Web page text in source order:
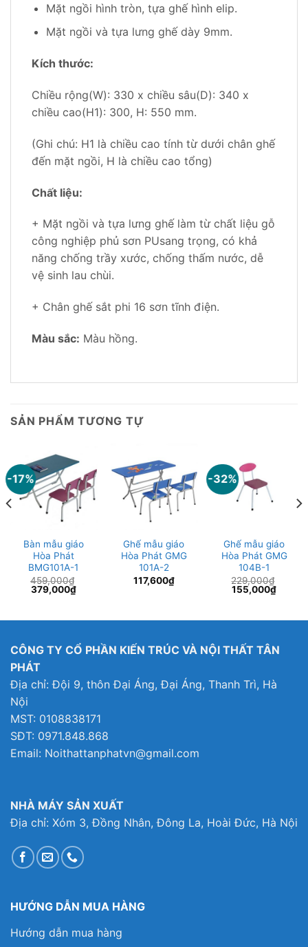
Mặt ngồi hình tròn, tựa ghế hình elip.
Mặt ngồi và tựa lưng ghế dày 9mm.
Kích thước:
Chiều rộng(W): 330 x chiều sâu(D): 340 x
chiều cao(H1): 300, H: 550 mm.
(Ghi chú: H1 là chiều cao tính từ dưới chân ghế
đến mặt ngồi, H là chiều cao tổng)
Chất liệu:
+ Mặt ngồi và tựa lưng ghế làm từ chất liệu gỗ
công nghiệp phủ sơn PUsang trọng, có khả
năng chống trầy xước, chống thấm nước, dễ
vệ sinh lau chùi.
+ Chân ghế sắt phi 16 sơn tĩnh điện.
Màu sắc: Màu hồng.
SẢN PHẨM TƯƠNG TỰ
-17%
Bàn mẫu giáo
Hòa Phát
BMG101A-1
459,000₫
Giá
379,000₫Giá
hiện
Ghế mẫu giáo
Hòa Phát GMG
101A-2
117,600₫
-32%
Ghế mẫu giáo
Hòa Phát GMG
104B-1
229,000₫
Giá
155,000₫Giá
CÔNG TY CỔ PHẦN KIẾN TRÚC VÀ NỘI THẤT TÂN
PHÁT
Địa chỉ: Đội 9, thôn Đại Áng, Đại Áng, Thanh Trì, Hà
Nội
MST: 0108838171
SĐT: 0971.848.868
Email: Noithattanphatvn@gmail.com
NHÀ MÁY SẢN XUẤT
Địa chỉ: Xóm 3, Đồng Nhân, Đông La, Hoài Đức, Hà Nội
HƯỚNG DẪN MUA HÀNG
Hướng dẫn mua hàng